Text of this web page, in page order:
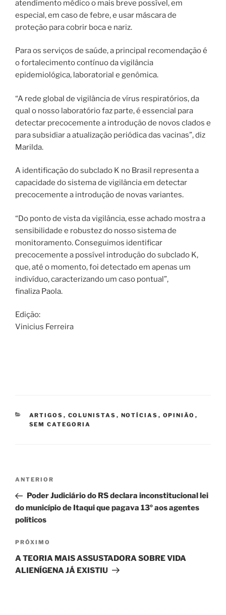
atendimento médico o mais breve possível, em
especial, em caso de febre, e usar máscara de
proteção para cobrir boca e nariz.
Para os serviços de saúde, a principal recomendação é
o fortalecimento contínuo da vigilância
epidemiológica, laboratorial e genômica.
“A rede global de vigilância de vírus respiratórios, da
qual o nosso laboratório faz parte, é essencial para
detectar precocemente a introdução de novos clados e
para subsidiar a atualização periódica das vacinas”, diz
Marilda.
A identificação do subclado K no Brasil representa a
capacidade do sistema de vigilância em detectar
precocemente a introdução de novas variantes.
“Do ponto de vista da vigilância, esse achado mostra a
sensibilidade e robustez do nosso sistema de
monitoramento. Conseguimos identificar
precocemente a possível introdução do subclado K,
que, até o momento, foi detectado em apenas um
indivíduo, caracterizando um caso pontual”,
finaliza Paola.
Edição:
Vinicius Ferreira
CATEGORIAS
ARTIGOS , COLUNISTAS , NOTÍCIAS , OPINIÃO ,
SEM CATEGORIA
Navegação
Post
Post
anterior
ANTERIOR
Poder Judiciário do RS declara inconstitucional lei
do município de Itaqui que pagava 13º aos agentes
políticos
Próximo
post
PRÓXIMO
A TEORIA MAIS ASSUSTADORA SOBRE VIDA
ALIENÍGENA JÁ EXISTIU